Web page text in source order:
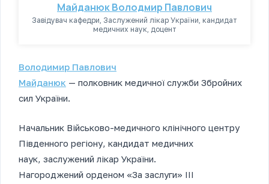
Майданюк Володмир Павлович
Завідувач кафедри, Заслужений лікар України, кандидат
медичних наук, доцент
Володимир Павлович
Майданюк — полковник медичної служби Збройних
сил України.
Начальник Військово-медичного клінічного центру
Південного регіону, кандидат медичних
наук, заслужений лікар України.
Нагороджений орденом «За заслуги» III